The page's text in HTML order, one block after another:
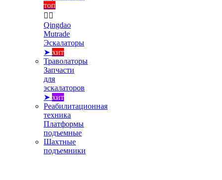
топ
 
Qingdao
Mutrade
Эскалаторы
➤ хит
Траволаторы
Запчасти
для
эскалаторов
➤ хит
Реабилитационная
техника
Платформы
подъемные
Шахтные
подъемники